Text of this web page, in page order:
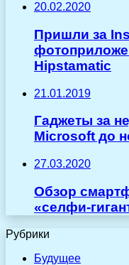
20.02.2020
Пришли за
Hipstamatic
21.01.2019
Гаджеты за
Microsoft до
27.03.2020
Обзор
«селфи-
Рубрики
Будущее